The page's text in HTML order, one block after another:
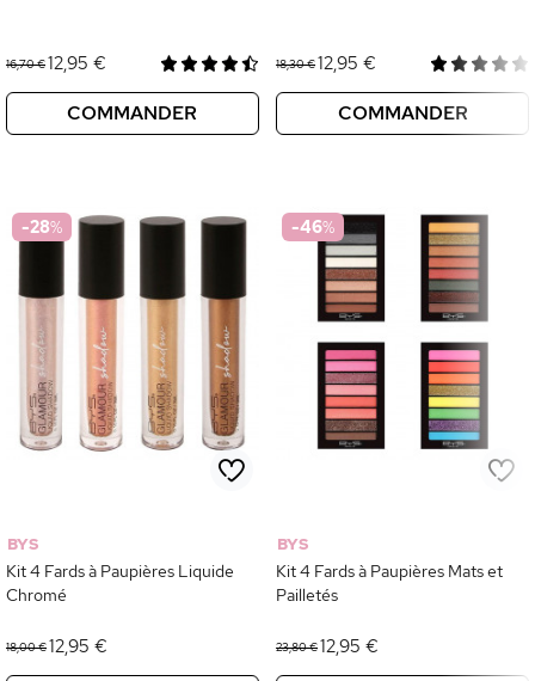
16,70 €12,95 €
COMMANDER
18,30 €12,95 €
COMMANDER
-28%
BYS
Kit 4 Fards à Paupières Liquide
Chromé
18,00 €12,95 €
-46%
BYS
Kit 4 Fards à Paupières Mats et
Pailletés
23,80 €12,95 €